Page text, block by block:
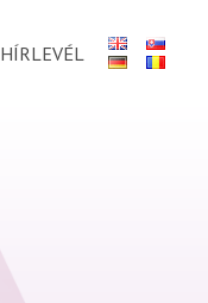
HÍRLEVÉL